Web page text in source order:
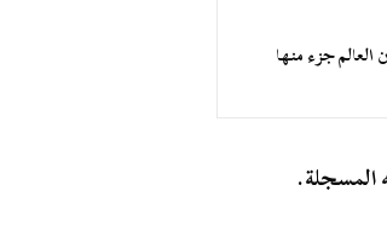
جزء منها
المسجلة.